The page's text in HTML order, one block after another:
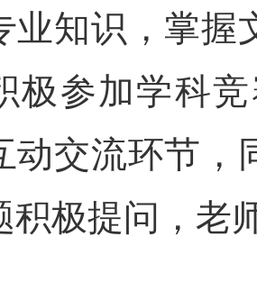
业知识，掌握
极参加学科
动交流环节，
积极提问，老